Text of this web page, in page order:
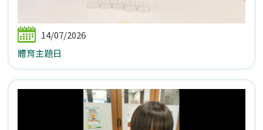
14/07/2026
體育主題日